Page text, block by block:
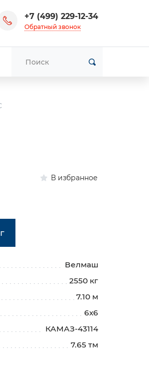
+7 (499) 229-12-34
Обратный звонок
В избранное
Велмаш
2550 кг
7.10 м
6х6
КАМАЗ-43114
7.65 тм